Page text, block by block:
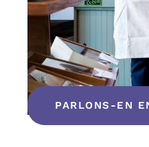
PARLONS-EN